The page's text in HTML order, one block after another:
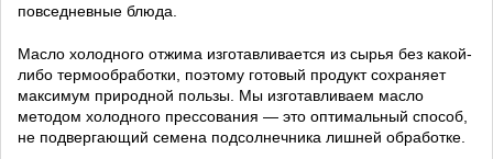
повседневные блюда.
Масло холодного отжима изготавливается из сырья без какой-
либо термообработки, поэтому готовый продукт сохраняет
максимум природной пользы. Мы изготавливаем масло
методом холодного прессования — это оптимальный способ,
не подвергающий семена подсолнечника лишней обработке.